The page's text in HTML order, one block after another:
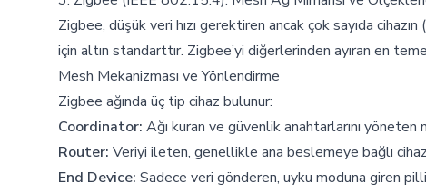
Zigbee, düşük veri hızı gerektiren ancak çok sayıda
için altın standarttır. Zigbee’yi diğerlerinden ayıran en
Mesh Mekanizması ve Yönlendirme
Zigbee ağında üç tip cihaz bulunur:
Coordinator: Ağı kuran ve güvenlik anahtarlarını yöneten
Router: Veriyi ileten, genellikle ana beslemeye bağlı
End Device: Sadece veri gönderen, uyku moduna giren